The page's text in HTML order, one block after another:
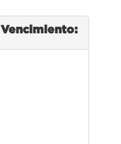
Vencimiento: